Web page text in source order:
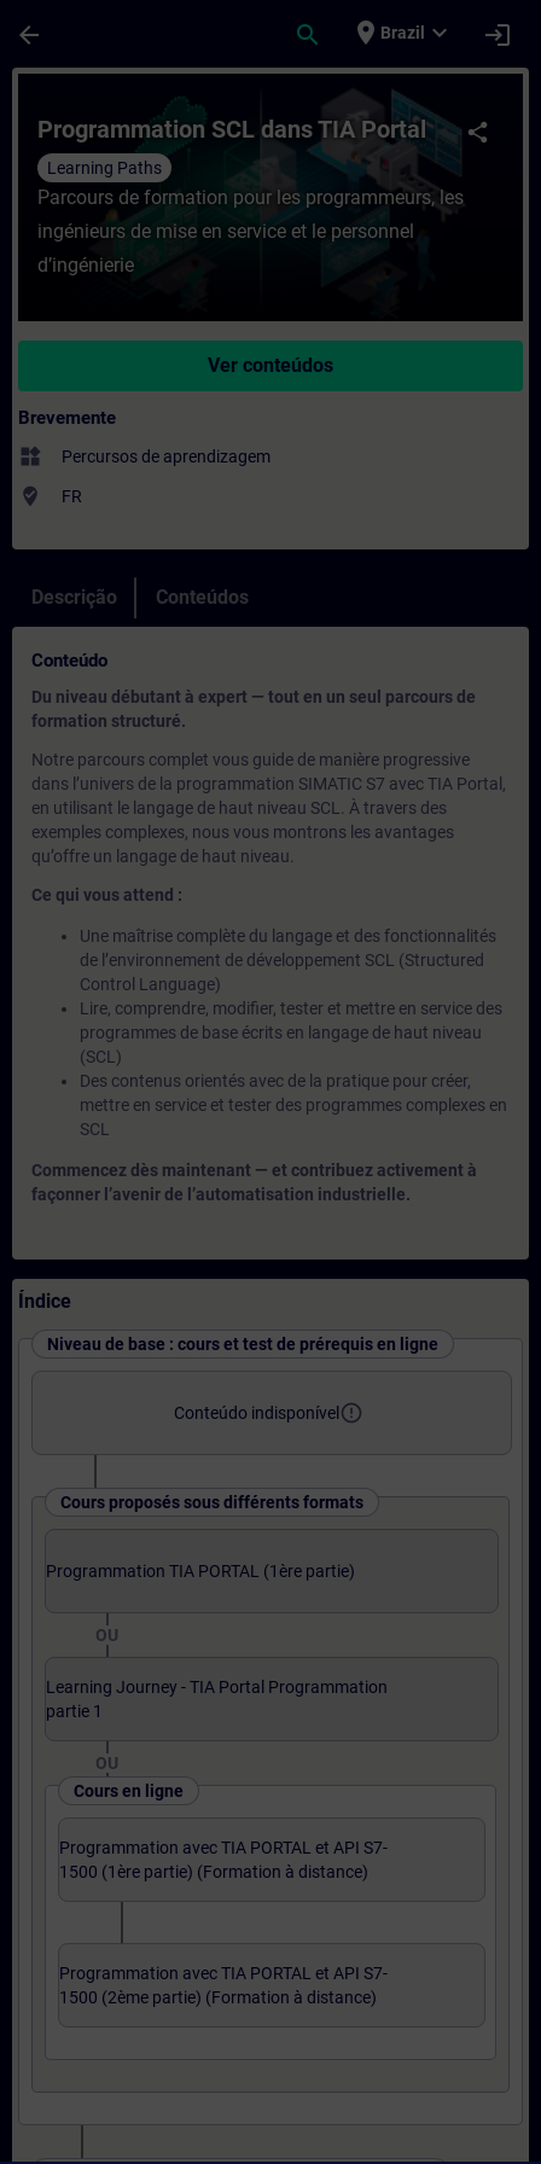
arrow_back search place Brazil expand_more login
Curso - Programmation SCL dans TIA
share
Programmation SCL dans TIA Portal
Learning Paths
Parcours de formation pour les programmeurs, les
ingénieurs de mise en service et le personnel
d’ingénierie
Ver conteúdos
Brevemente
widgets Percursos de aprendizagem
where_to_vote FR
Descrição Conteúdos
Conteúdo
Du niveau débutant à expert — tout en un seul parcours de
formation structuré.
Notre parcours complet vous guide de manière progressive
dans l’univers de la programmation SIMATIC S7 avec TIA Portal,
en utilisant le langage de haut niveau SCL. À travers des
exemples complexes, nous vous montrons les avantages
qu’offre un langage de haut niveau.
Ce qui vous attend :
Une maîtrise complète du langage et des fonctionnalités
de l’environnement de développement SCL (Structured
Control Language)
Lire, comprendre, modifier, tester et mettre en service des
programmes de base écrits en langage de haut niveau
(SCL)
Des contenus orientés avec de la pratique pour créer,
mettre en service et tester des programmes complexes en
SCL
Commencez dès maintenant — et contribuez activement à
façonner l’avenir de l’automatisation industrielle.
Índice
Niveau de base : cours et test de prérequis en ligne
Conteúdo indisponível error_outline
Cours proposés sous différents formats
Programmation TIA PORTAL (1ère partie)
OU
Learning Journey - TIA Portal Programmation
partie 1
OU
Cours en ligne
Programmation avec TIA PORTAL et API S7-
1500 (1ère partie) (Formation à distance)
Programmation avec TIA PORTAL et API S7-
1500 (2ème partie) (Formation à distance)